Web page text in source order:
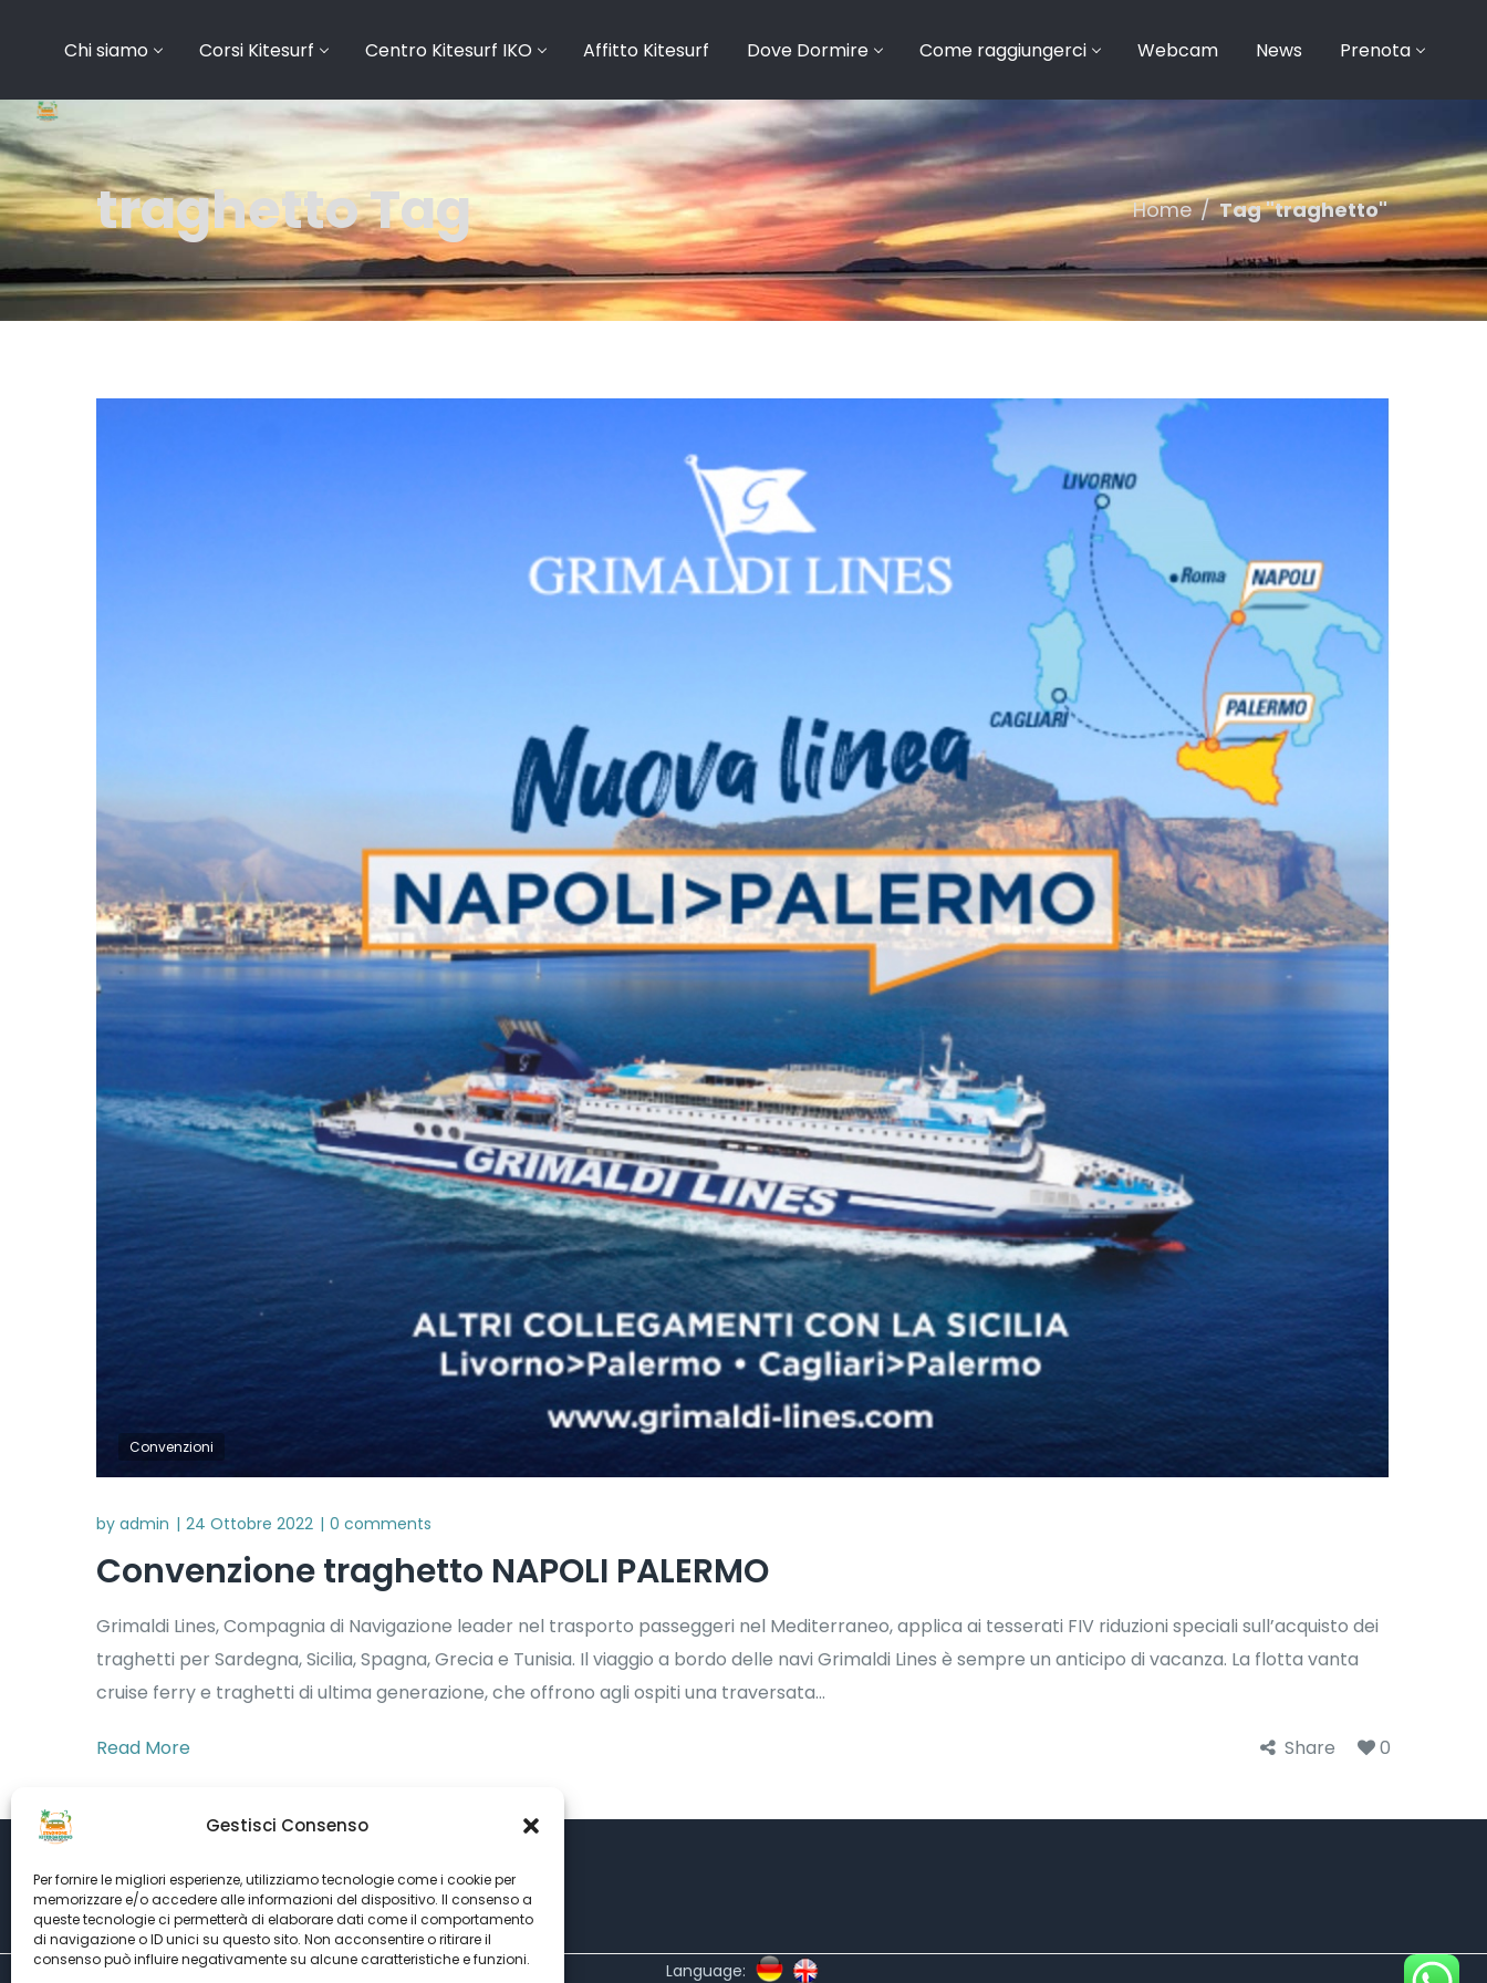
Gestisci Consenso
Per fornire le migliori esperienze, utilizziamo tecnologie come i cookie per
memorizzare e/o accedere alle informazioni del dispositivo. Il consenso a
queste tecnologie ci permetterà di elaborare dati come il comportamento
di navigazione o ID unici su questo sito. Non acconsentire o ritirare il
consenso può influire negativamente su alcune caratteristiche e funzioni.
Chi siamo Corsi Kitesurf Centro Kitesurf IKO Affitto Kitesurf Dove Dormire Come raggiungerci Webcam News Prenota
traghetto Tag Home/Tag "traghetto"
Convenzioni
by admin 24 Ottobre 2022 0 comments
Convenzione traghetto NAPOLI PALERMO
Grimaldi Lines, Compagnia di Navigazione leader nel trasporto passeggeri nel Mediterraneo, applica ai tesserati FIV riduzioni speciali sull’acquisto dei
traghetti per Sardegna, Sicilia, Spagna, Grecia e Tunisia. Il viaggio a bordo delle navi Grimaldi Lines è sempre un anticipo di vacanza. La flotta vanta
cruise ferry e traghetti di ultima generazione, che offrono agli ospiti una traversata...
Read More Share 0
Language: